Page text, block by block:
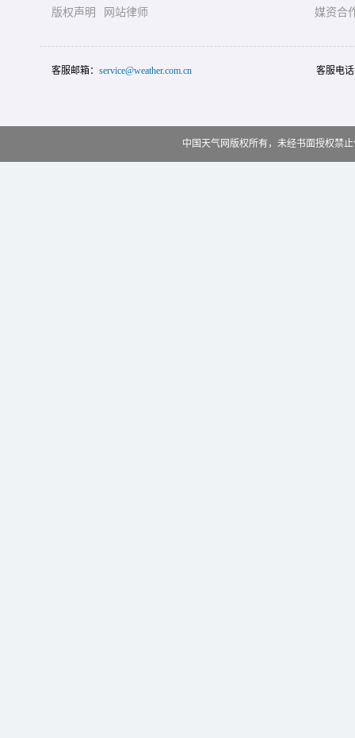
版权声明
网站律师
媒资合
客服邮箱： service@weather.com.cn 客服电
中国天气网版权所有，未经书面授权